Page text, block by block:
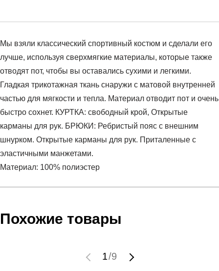
Мы взяли классический спортивный костюм и сделали его
лучше, используя сверхмягкие материалы, которые также
отводят пот, чтобы вы оставались сухими и легкими.
Гладкая трикотажная ткань снаружи с матовой внутренней
частью для мягкости и тепла. Материал отводит пот и очень
быстро сохнет. КУРТКА: свободный крой, Открытые
карманы для рук. БРЮКИ: Ребристый пояс с внешним
шнурком. Открытые карманы для рук. Приталенные с
эластичными манжетами.
Материал: 100% полиэстер
Track Suit
UA Knit Track Suit
Инструкция по оплате есть в самом конце счета, который
мы не увидим Вашу оплату.
Похожие товары
1/9